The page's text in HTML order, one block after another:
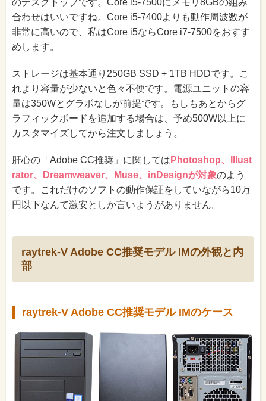
のデスクトップです。Core i5-7500にメモリ8GBの組み
合わせはいいですね。Core i5-7400よりも動作周波数が
非常に高いので、私はCore i5ならCore i7-7500をおすす
めします。
ストレージは基本通り250GB SSD + 1TB HDDです。こ
れより容量が少ないと色々不便です。電源ユニットの容
量は350Wとグラボなしが前提です。もしもあとからグ
ラフィックボードを追加する場合は、予め500W以上に
カスタマイズしてから注文しましょう。
肝心の「Adobe CC推奨」に関しては Photoshop、Illust
rator、Dreamweaver、Muse、inDesignが対象のよう
です。これだけのソフトの動作保証をしていながら10万
円以下なんて激安としか言いようがありません。
raytrek-V Adobe CC推奨モデル IMの外観と内
部
raytrek-V Adobe CC推奨モデル IMのケース